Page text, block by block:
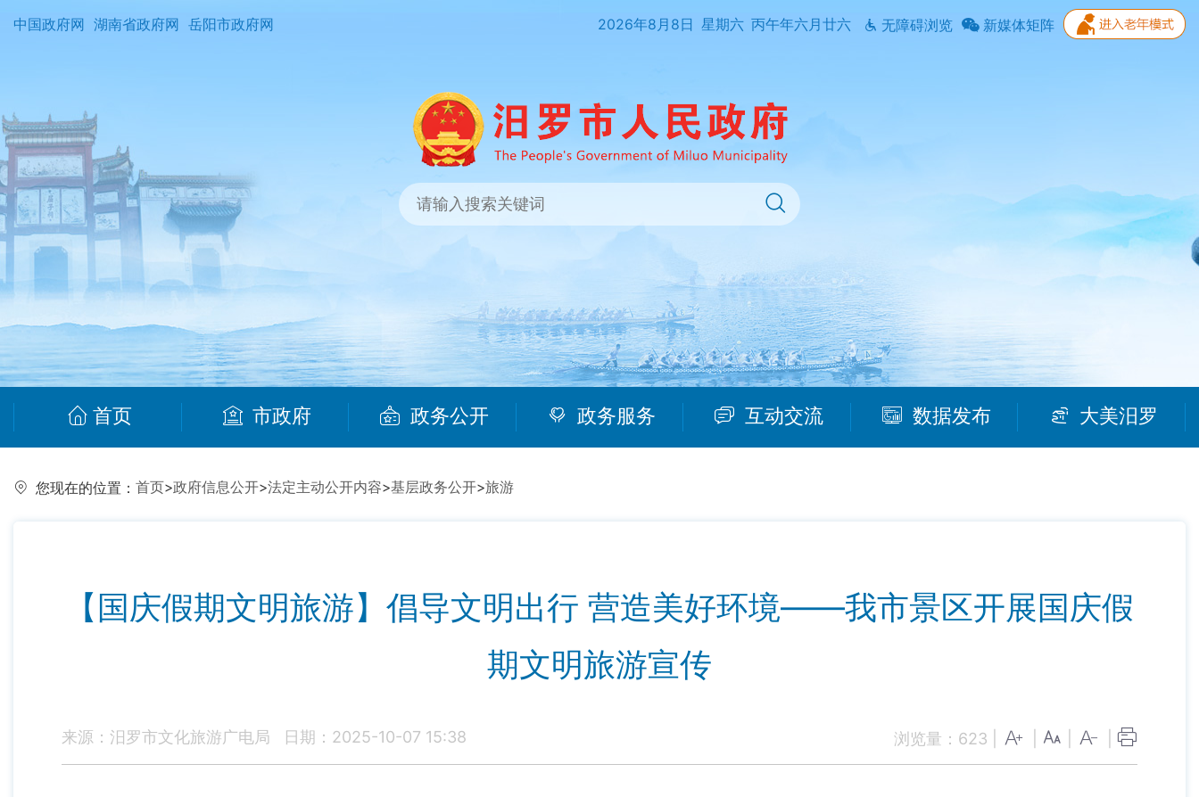
中国政府网 湖南省政府网 岳阳市政府网 2026年8月8日 星期六 丙午年六月廿六 无障碍浏览 新媒体矩阵
首页 市政府 政务公开 政务服务 互动交流 数据发布 大美汨罗
您现在的位置： 首页>政府信息公开>法定主动公开内容>基层政务公开>旅游
【国庆假期文明旅游】倡导文明出行 营造美好环境——我市景区开展国庆假
期文明旅游宣传
来源：汨罗市文化旅游广电局 日期：2025-10-07 15:38 浏览量： 623